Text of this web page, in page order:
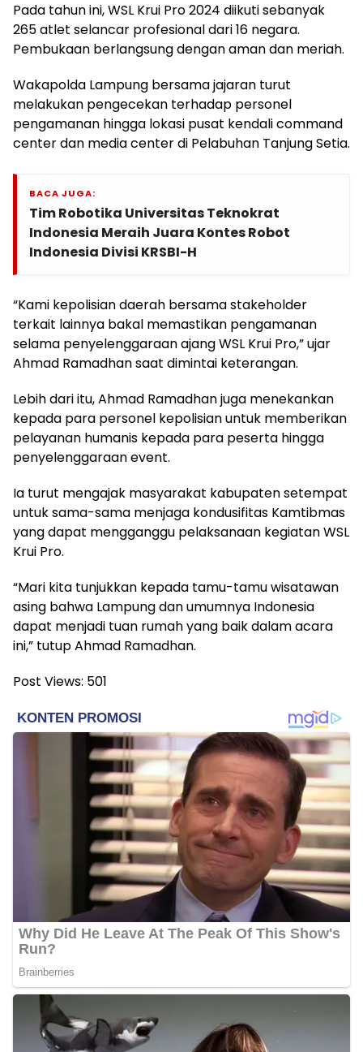
Pada tahun ini, WSL Krui Pro 2024 diikuti sebanyak
265 atlet selancar profesional dari 16 negara.
Pembukaan berlangsung dengan aman dan meriah.
Wakapolda Lampung bersama jajaran turut
melakukan pengecekan terhadap personel
pengamanan hingga lokasi pusat kendali command
center dan media center di Pelabuhan Tanjung Setia.
BACA JUGA:
Tim Robotika Universitas Teknokrat
Indonesia Meraih Juara Kontes Robot
Indonesia Divisi KRSBI-H
“Kami kepolisian daerah bersama stakeholder
terkait lainnya bakal memastikan pengamanan
selama penyelenggaraan ajang WSL Krui Pro,” ujar
Ahmad Ramadhan saat dimintai keterangan.
Lebih dari itu, Ahmad Ramadhan juga menekankan
kepada para personel kepolisian untuk memberikan
pelayanan humanis kepada para peserta hingga
penyelenggaraan event.
Ia turut mengajak masyarakat kabupaten setempat
untuk sama-sama menjaga kondusifitas Kamtibmas
yang dapat mengganggu pelaksanaan kegiatan WSL
Krui Pro.
“Mari kita tunjukkan kepada tamu-tamu wisatawan
asing bahwa Lampung dan umumnya Indonesia
dapat menjadi tuan rumah yang baik dalam acara
ini,” tutup Ahmad Ramadhan.
Post Views: 501